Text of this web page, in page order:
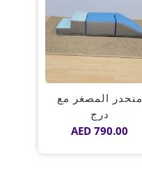
منحدر المصغر مع
درج
AED 790.00